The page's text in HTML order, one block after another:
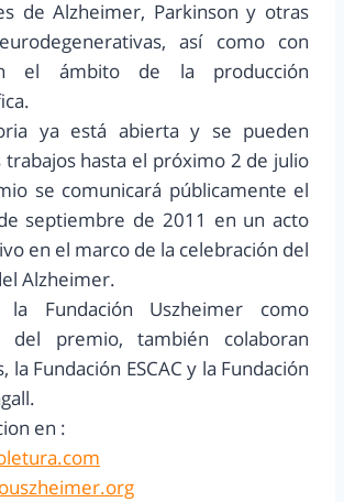
de Alzheimer, Parkinson y otras
así como con
el ámbito de la producción
ya está abierta y se pueden
hasta el próximo 2 de julio
se comunicará públicamente el
septiembre de 2011 en un acto
en el marco de la celebración del
Alzheimer.
Fundación Uszheimer como
del premio, también colaboran
la Fundación ESCAC y la Fundación
en :